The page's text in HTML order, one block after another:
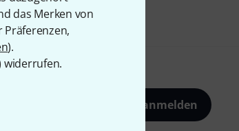
das Merken von
Präferenzen,
).
widerrufen.
Jetzt anmelden